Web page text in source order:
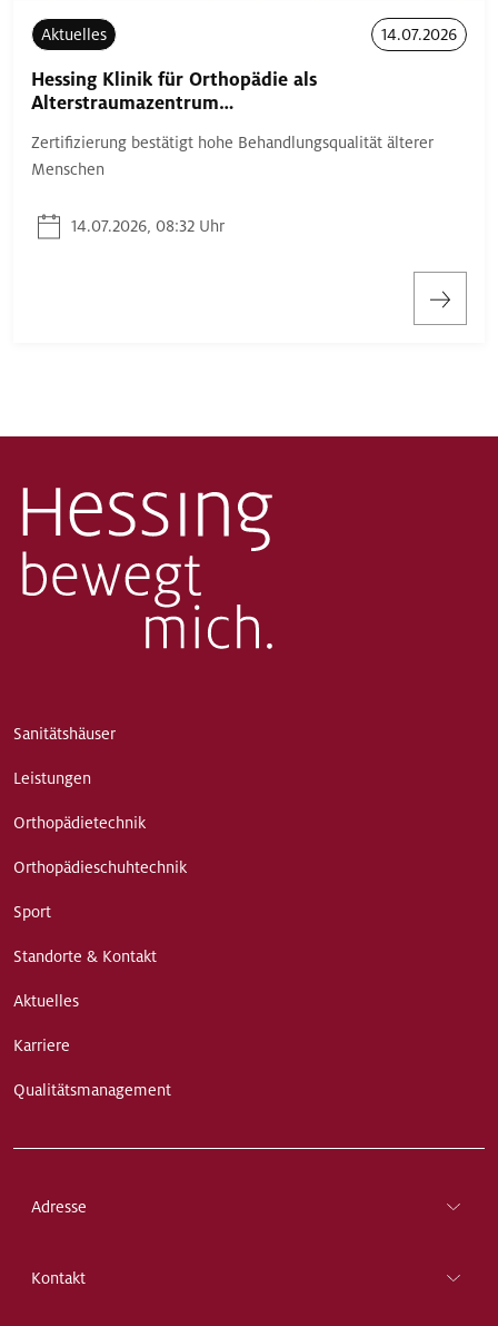
Aktuelles 14.07.2026
Hessing Klinik für Orthopädie als
Alterstraumazentrum…
Zertifizierung bestätigt hohe Behandlungsqualität älterer
Menschen
14.07.2026, 08:32 Uhr
Sanitätshäuser
Leistungen
Orthopädietechnik
Orthopädieschuhtechnik
Sport
Standorte & Kontakt
Aktuelles
Karriere
Qualitätsmanagement
Adresse
Kontakt